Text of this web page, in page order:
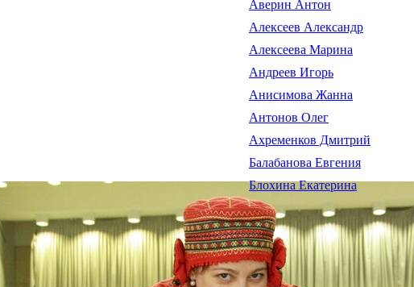
Аверин Антон
Алексеев Александр
Алексеева Марина
Андреев Игорь
Анисимова Жанна
Антонов Олег
Ахременков Дмитрий
Балабанова Евгения
Блохина Екатерина